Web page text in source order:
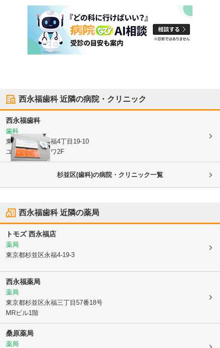
西永福歯科近隣の病院・クリニック
西永福歯科
歯科
東京都杉並区永福4丁目19-10
ユニオントゥロワ2F
杉並区(歯科)の病院・クリニック一覧
西永福歯科近隣の薬局
トモズ 西永福店
薬局
東京都杉並区永福4-19-3
西永福薬局
薬局
東京都杉並区永福三丁目57番18号
MRビル1階
桑原薬局
薬局